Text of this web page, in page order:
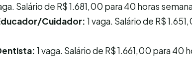
Salário de R$ 1.681,00 para 40 horas
Cuidador: 1 vaga. Salário de R$
1 vaga. Salário de R$ 1.661,00 para